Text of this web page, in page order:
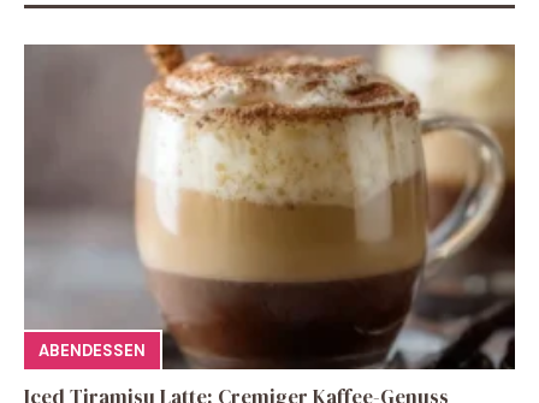
ABENDESSEN
Iced Tiramisu Latte: Cremiger Kaffee-Genuss